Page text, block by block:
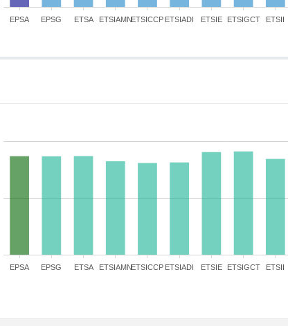
EPSA EPSG ETSA ETSIAMNETSICCP ETSIADI ETSIE ETSIGCT ETSII
EPSA EPSG ETSA ETSIAMNETSICCP ETSIADI ETSIE ETSIGCT ETSII